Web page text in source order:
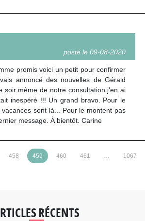
posté le 09-08-2020
promis voici un petit pour confirmer
annoncé des nouvelles de Gérald
soir même de notre consultation j'en ai
inespéré !!! Un grand bravo. Pour le
sont là... Pour le montent pas
message. À bientôt. Carine
458 459 460 461 … 1067
RÉCENTS